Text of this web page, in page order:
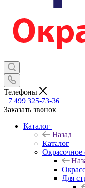
Телефоны
+7 499 325-73-36
Заказать звонок
Каталог
Назад
Каталог
Окрасочное
Для